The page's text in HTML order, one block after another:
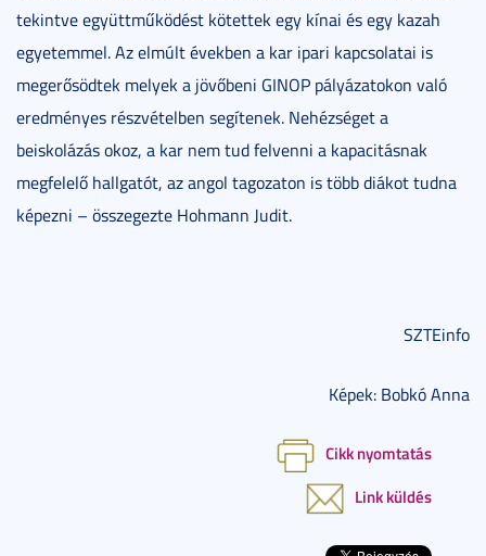
tekintve együttműködést kötettek egy kínai és egy kazah
egyetemmel. Az elmúlt években a kar ipari kapcsolatai is
megerősödtek melyek a jövőbeni GINOP pályázatokon való
eredményes részvételben segítenek. Nehézséget a
beiskolázás okoz, a kar nem tud felvenni a kapacitásnak
megfelelő hallgatót, az angol tagozaton is több diákot tudna
képezni – összegezte Hohmann Judit.
SZTEinfo
Képek: Bobkó Anna
Cikk nyomtatás
Link küldés